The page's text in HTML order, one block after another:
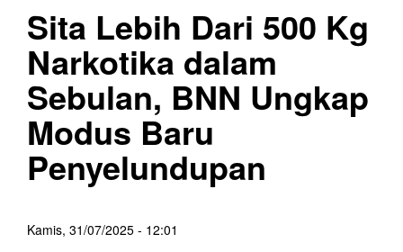
Sita Lebih Dari 500 Kg
Narkotika dalam
Sebulan, BNN Ungkap
Modus Baru
Penyelundupan
Kamis, 31/07/2025 - 12:01